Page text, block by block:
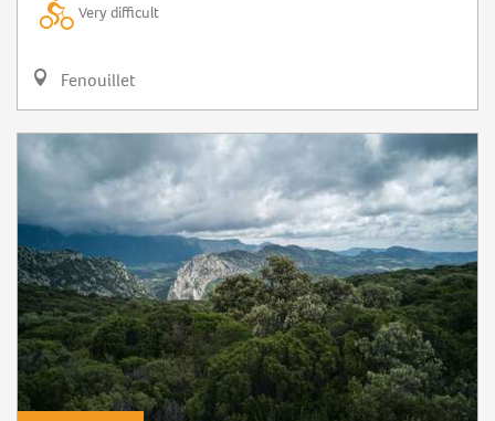
Very difficult
Fenouillet